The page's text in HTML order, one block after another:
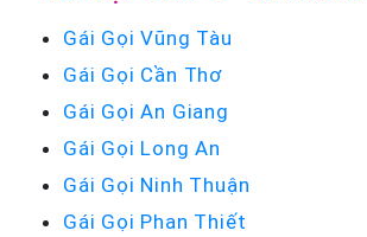
Gái Gọi Vũng Tàu
Gái Gọi Cần Thơ
Gái Gọi An Giang
Gái Gọi Long An
Gái Gọi Ninh Thuận
Gái Gọi Phan Thiết